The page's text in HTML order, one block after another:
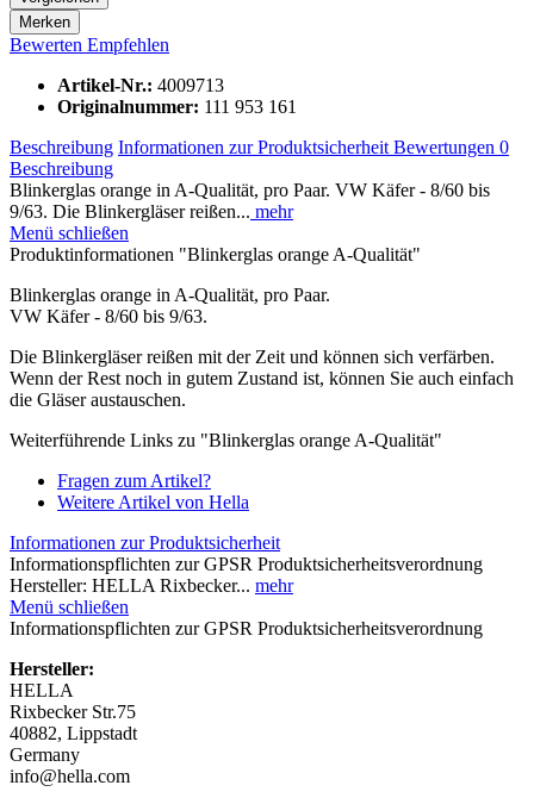
Merken
Bewerten Empfehlen
Artikel-Nr.: 4009713
Originalnummer: 111 953 161
Beschreibung Informationen zur Produktsicherheit Bewertungen 0
Beschreibung
Blinkerglas orange in A-Qualität, pro Paar. VW Käfer - 8/60 bis
9/63. Die Blinkergläser reißen... mehr
Menü schließen
Produktinformationen "Blinkerglas orange A-Qualität"
Blinkerglas orange in A-Qualität, pro Paar.
VW Käfer - 8/60 bis 9/63.
Die Blinkergläser reißen mit der Zeit und können sich verfärben.
Wenn der Rest noch in gutem Zustand ist, können Sie auch einfach
die Gläser austauschen.
Weiterführende Links zu "Blinkerglas orange A-Qualität"
Fragen zum Artikel?
Weitere Artikel von Hella
Informationen zur Produktsicherheit
Informationspflichten zur GPSR Produktsicherheitsverordnung
Hersteller: HELLA Rixbecker... mehr
Menü schließen
Informationspflichten zur GPSR Produktsicherheitsverordnung
Hersteller:
HELLA
Rixbecker Str.75
40882, Lippstadt
Germany
info@hella.com